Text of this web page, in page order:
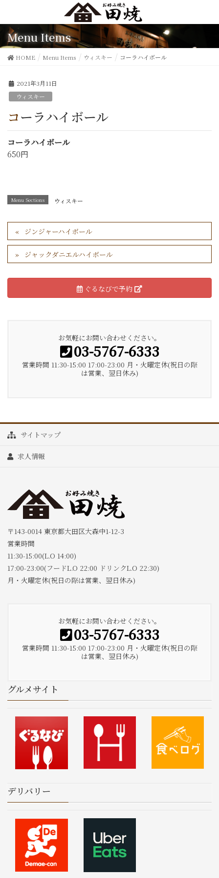
Menu Items
HOME Menu Items ウィスキー コーラハイボール
2021年3月11日
ウィスキー
コーラハイボール
コーラハイボール
650円
Menu Sections ウィスキー
ジンジャーハイボール
ジャックダニエルハイボール
ぐるなびで予約
お気軽にお問い合わせください。
03-5767-6333
営業時間 11:30-15:00 17:00-23:00 月・火曜定休(祝日の際
は営業、翌日休み)
サイトマップ
求人情報
〒143-0014 東京都大田区大森中1-12-3
営業時間
11:30-15:00(L.O 14:00)
17:00-23:00(フードL.O 22:00 ドリンクL.O 22:30)
月・火曜定休(祝日の際は営業、翌日休み)
お気軽にお問い合わせください。
03-5767-6333
営業時間 11:30-15:00 17:00-23:00 月・火曜定休(祝日の際
は営業、翌日休み)
グルメサイト
デリバリー